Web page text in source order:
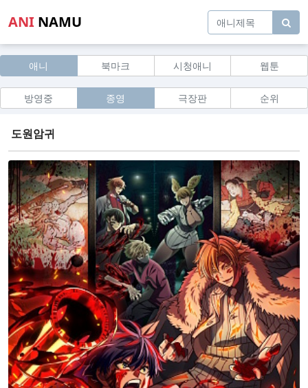
ANI NAMU
애니 북마크 시청애니 웹툰
방영중 종영 극장판 순위
도원암귀